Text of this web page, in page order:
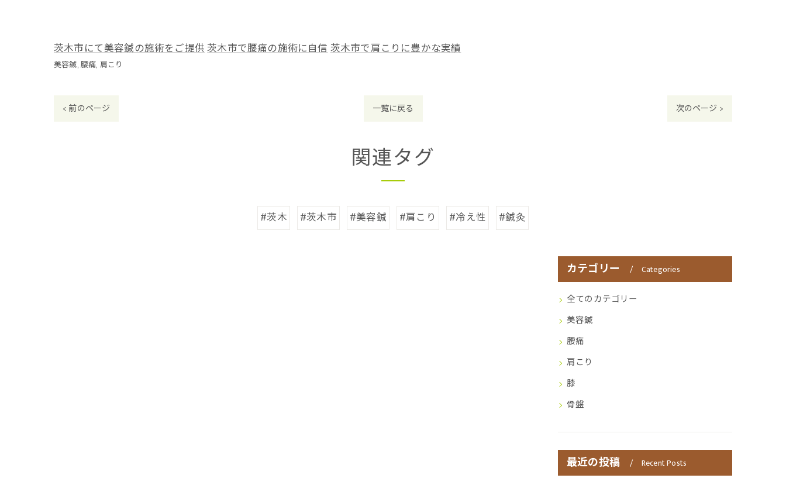
茨木市にて美容鍼の施術をご提供茨木市で腰痛の施術に自信茨木市で肩こりに豊かな実績
美容鍼 腰痛 肩こり
< 前のページ 一覧に戻る 次のページ >
関連タグ
#茨木 #茨木市 #美容鍼 #肩こり #冷え性 #鍼灸
カテゴリー Categories
全てのカテゴリー
美容鍼
腰痛
肩こり
膝
骨盤
最近の投稿 Recent Posts